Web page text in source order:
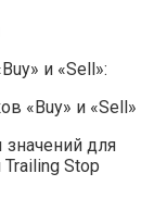
и «Sell»:
для
Stop